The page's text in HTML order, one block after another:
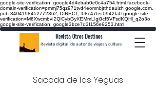
google-site-verification: google4d4ebab0e0c4a754.html facebook-
domain-verification=pmmj75qz971tvd4eomnbjtthdauizh google.com,
pub-3404198452772362, DIRECT, f08c47fec0942fa0 google-site-
verification=M6XwcmbvI2QlCybGyXEMmLIgj0cf5VFsdKQHl_q2o3o
google-site-verification: google3bce7d3f156e9253.html
Revista Otros Destinos
Revista digital de autor de viajes y cultura
Sacada de las Yeguas